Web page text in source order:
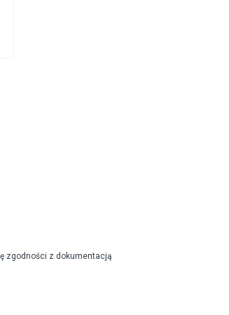
zgodności z dokumentacją